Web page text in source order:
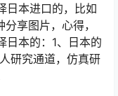
日本进口的，比如
享图片，心得，
日本的：1、日本的
研究通道，仿真研